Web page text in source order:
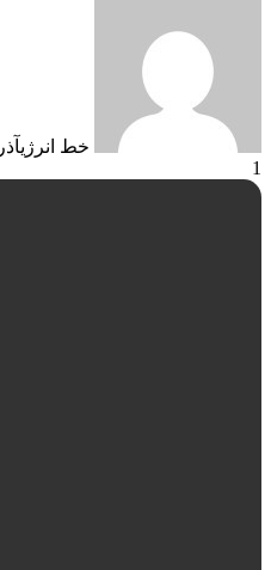
خط انرژیآذر 3, 1402
1